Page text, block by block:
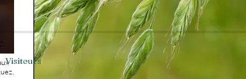
Visiteurs